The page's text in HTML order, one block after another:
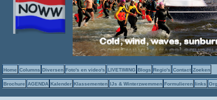
Home Columns Diversen Foto's en video's LIVETIMING Blogs Regio's Contact Zoeken
Brochure AGENDA Kalender Klassementen IJs & Winterzwemmen Formulieren links